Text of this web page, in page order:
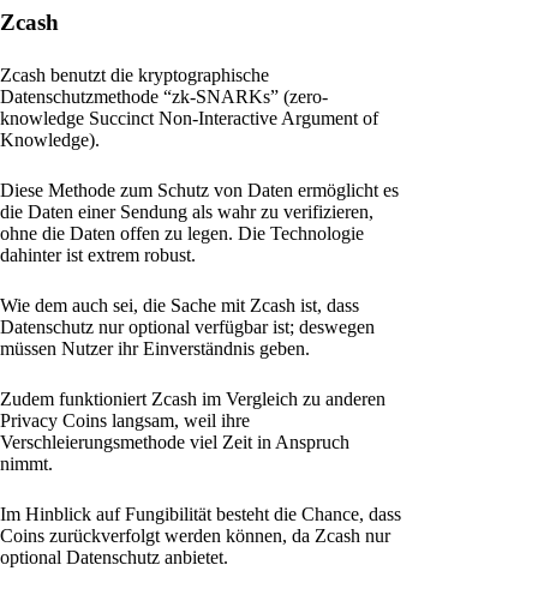
Zcash
Zcash benutzt die kryptographische
Datenschutzmethode “zk-SNARKs” (zero-
knowledge Succinct Non-Interactive Argument of
Knowledge).
Diese Methode zum Schutz von Daten ermöglicht es
die Daten einer Sendung als wahr zu verifizieren,
ohne die Daten offen zu legen. Die Technologie
dahinter ist extrem robust.
Wie dem auch sei, die Sache mit Zcash ist, dass
Datenschutz nur optional verfügbar ist; deswegen
müssen Nutzer ihr Einverständnis geben.
Zudem funktioniert Zcash im Vergleich zu anderen
Privacy Coins langsam, weil ihre
Verschleierungsmethode viel Zeit in Anspruch
nimmt.
Im Hinblick auf Fungibilität besteht die Chance, dass
Coins zurückverfolgt werden können, da Zcash nur
optional Datenschutz anbietet.